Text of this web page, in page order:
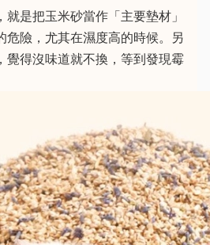
是把玉米砂當作「主要墊材」
危險，尤其在濕度高的時候。另
覺得沒味道就不換，等到發現霉